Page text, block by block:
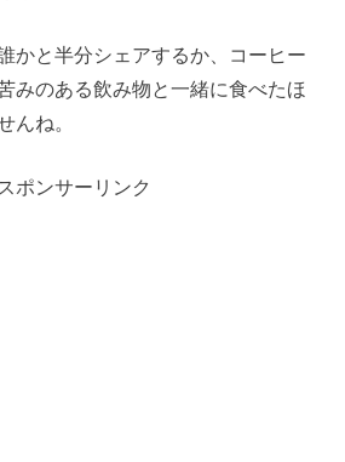
かと半分シェアするか、コーヒー
みのある飲み物と一緒に食べたほ
んね。
スポンサーリンク